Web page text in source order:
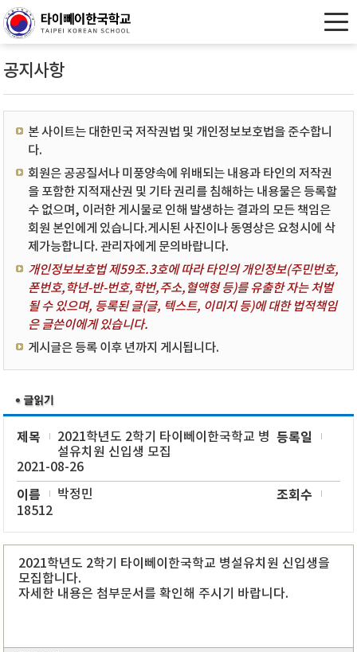
공지사항
본 사이트는 대한민국 저작권법 및 개인정보보호법을 준수합니
다.
회원은 공공질서나 미풍양속에 위배되는 내용과 타인의 저작권
을 포함한 지적재산권 및 기타 권리를 침해하는 내용물은 등록할
수 없으며, 이러한 게시물로 인해 발생하는 결과의 모든 책임은
회원 본인에게 있습니다.게시된 사진이나 동영상은 요청시에 삭
제가능합니다. 관리자에게 문의바랍니다.
개인정보보호법 제59조.3호에 따라 타인의 개인정보(주민번호,
폰번호,학년-반-번호,학번,주소,혈액형 등)를 유출한 자는 처벌
될 수 있으며, 등록된 글(글, 텍스트, 이미지 등)에 대한 법적책임
은 글쓴이에게 있습니다.
게시글은 등록 이후 년까지 게시됩니다.
제목
2021학년도 2학기 타이뻬이한국학교 병
설유치원 신입생 모집
등록일
2021-08-26
이름 박정민 조회수
18512
2021학년도 2학기 타이뻬이한국학교 병설유치원 신입생을
모집합니다.
자세한 내용은 첨부문서를 확인해 주시기 바랍니다.